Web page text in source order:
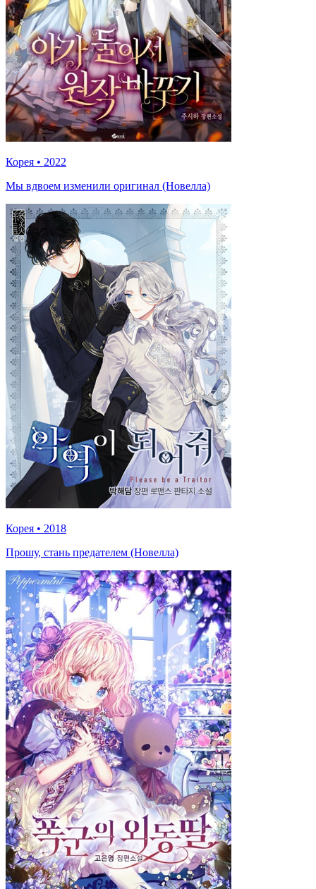
Корея • 2022
Мы вдвоем изменили оригинал (Новелла)
Корея • 2018
Прошу, стань предателем (Новелла)